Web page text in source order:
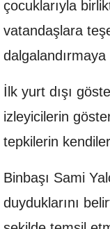
çocuklarıyla
vatandaşlara
İlk yurt dışı
izleyicilerin
tepkilerin
Binbaşı Sami
duyduklarını